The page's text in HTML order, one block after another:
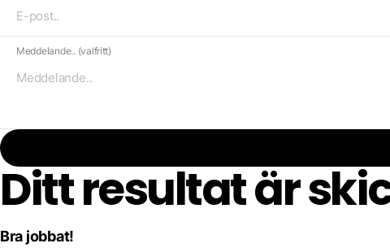
Meddelande.. (valfritt)
Ditt resultat är
Bra jobbat!